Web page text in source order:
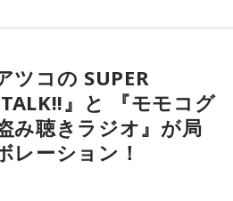
社長だからこそ見える景色
グレモノをツワモノに」につい
ていない若い才能を見つけてき
と」と説明。ストリートスナッ
見つけ出すような感覚に近いと
研究をきっかけに1994年にフィン
時代に作品を読み返した際、「な
う」と衝撃を受け、その背景にあ
思ったことが渡航のきっかけだっ
ルシンキを拠点に、翻訳や通
ています。
ツコの SUPER
』と 『モモコグ
み聴きラジオ』が局
レーション！